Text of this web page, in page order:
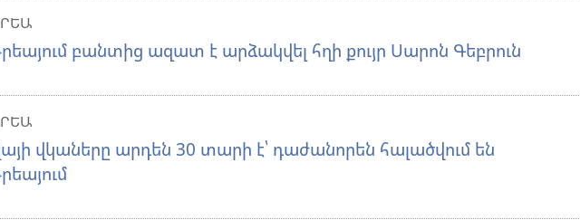
բանտից ազատ է արձակվել հղի քույր Սարոն Գեբրուն
վկաները արդեն 30 տարի է՝ դաժանորեն հալածվում են